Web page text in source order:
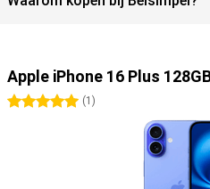
voor jou. Deze combineert de
Apple iPhone 16 Plus
5 sterren
(1 )